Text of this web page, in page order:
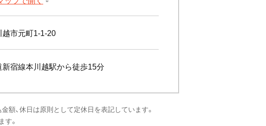
市元町1-1-20
宿線本川越駅から徒歩15分
額、休日は原則として定休日を表記しています。
す。